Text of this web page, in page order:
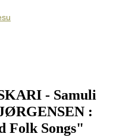
- Samuli
:
Folk Songs"